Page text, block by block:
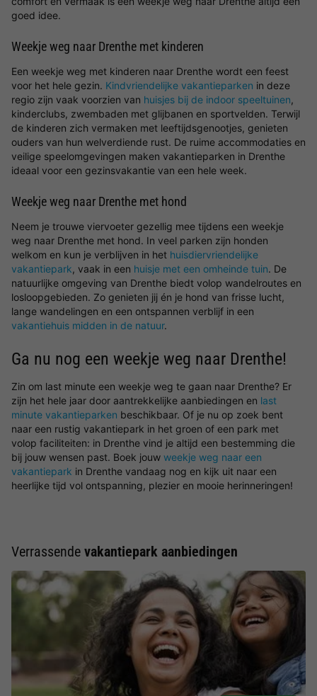
goed idee.
Weekje weg naar Drenthe met kinderen
Een weekje weg met kinderen naar Drenthe wordt een feest
voor het hele gezin. Kindvriendelijke vakantieparken in deze
regio zijn vaak voorzien van huisjes bij de indoor speeltuinen,
kinderclubs, zwembaden met glijbanen en sportvelden. Terwijl
de kinderen zich vermaken met leeftijdsgenootjes, genieten
ouders van hun welverdiende rust. De ruime accommodaties en
veilige speelomgevingen maken vakantieparken in Drenthe
ideaal voor een gezinsvakantie van een hele week.
Weekje weg naar Drenthe met hond
Neem je trouwe viervoeter gezellig mee tijdens een weekje
weg naar Drenthe met hond. In veel parken zijn honden
welkom en kun je verblijven in het huisdiervriendelijke
vakantiepark, vaak in een huisje met een omheinde tuin. De
natuurlijke omgeving van Drenthe biedt volop wandelroutes en
losloopgebieden. Zo genieten jij én je hond van frisse lucht,
lange wandelingen en een ontspannen verblijf in een
vakantiehuis midden in de natuur.
Ga nu nog een weekje weg naar Drenthe!
Zin om last minute een weekje weg te gaan naar Drenthe? Er
zijn het hele jaar door aantrekkelijke aanbiedingen en last
minute vakantieparken beschikbaar. Of je nu op zoek bent
naar een rustig vakantiepark in het groen of een park met
volop faciliteiten: in Drenthe vind je altijd een bestemming die
bij jouw wensen past. Boek jouw weekje weg naar een
vakantiepark in Drenthe vandaag nog en kijk uit naar een
heerlijke tijd vol ontspanning, plezier en mooie herinneringen!
Verrassende vakantiepark aanbiedingen